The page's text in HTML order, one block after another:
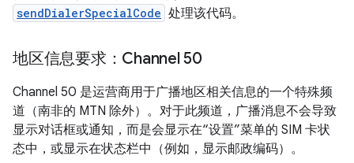
sendDialerSpecialCode 处理该代码。
地区信息要求：Channel 50
Channel 50 是运营商用于广播地区相关信息的一个特殊频
道（南非的 MTN 除外）。对于此频道，广播消息不会导致
显示对话框或通知，而是会显示在“设置”菜单的 SIM 卡状
态中，或显示在状态栏中（例如，显示邮政编码）。